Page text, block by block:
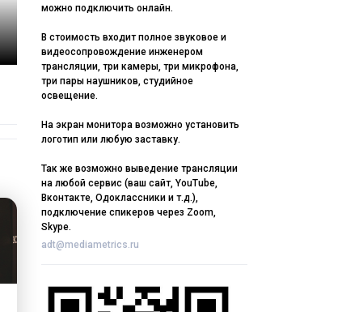
можно подключить онлайн.
В стоимость входит полное звуковое и
видеосопровождение инженером
трансляции, три камеры, три микрофона,
три пары наушников, студийное
освещение.
На экран монитора возможно установить
логотип или любую заставку.
Так же возможно выведение трансляции
на любой сервис (ваш сайт, YouTube,
Вконтакте, Одоклассники и т.д.),
подключение спикеров через Zoom,
Skype.
adt@mediametrics.ru